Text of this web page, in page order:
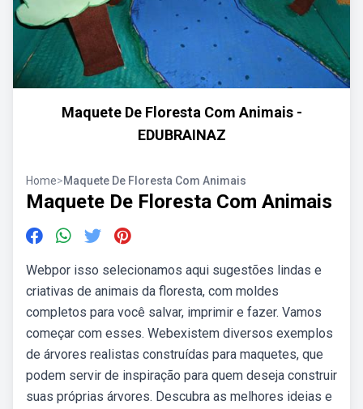
Maquete De Floresta Com Animais -
EDUBRAINAZ
Home>Maquete De Floresta Com Animais
Maquete De Floresta Com Animais
Webpor isso selecionamos aqui sugestões lindas e
criativas de animais da floresta, com moldes
completos para você salvar, imprimir e fazer. Vamos
começar com esses. Webexistem diversos exemplos
de árvores realistas construídas para maquetes, que
podem servir de inspiração para quem deseja construir
suas próprias árvores. Descubra as melhores ideias e